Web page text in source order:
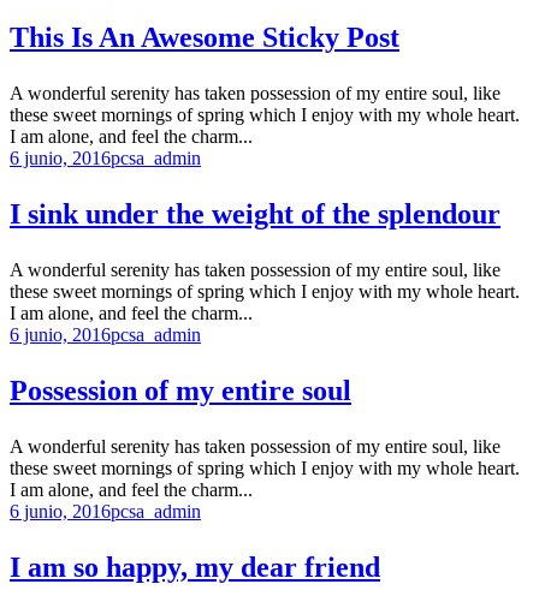
This Is An Awesome Sticky Post
A wonderful serenity has taken possession of my entire soul, like
these sweet mornings of spring which I enjoy with my whole heart.
I am alone, and feel the charm...
6 junio, 2016pcsa_admin
I sink under the weight of the splendour
A wonderful serenity has taken possession of my entire soul, like
these sweet mornings of spring which I enjoy with my whole heart.
I am alone, and feel the charm...
6 junio, 2016pcsa_admin
Possession of my entire soul
A wonderful serenity has taken possession of my entire soul, like
these sweet mornings of spring which I enjoy with my whole heart.
I am alone, and feel the charm...
6 junio, 2016pcsa_admin
I am so happy, my dear friend